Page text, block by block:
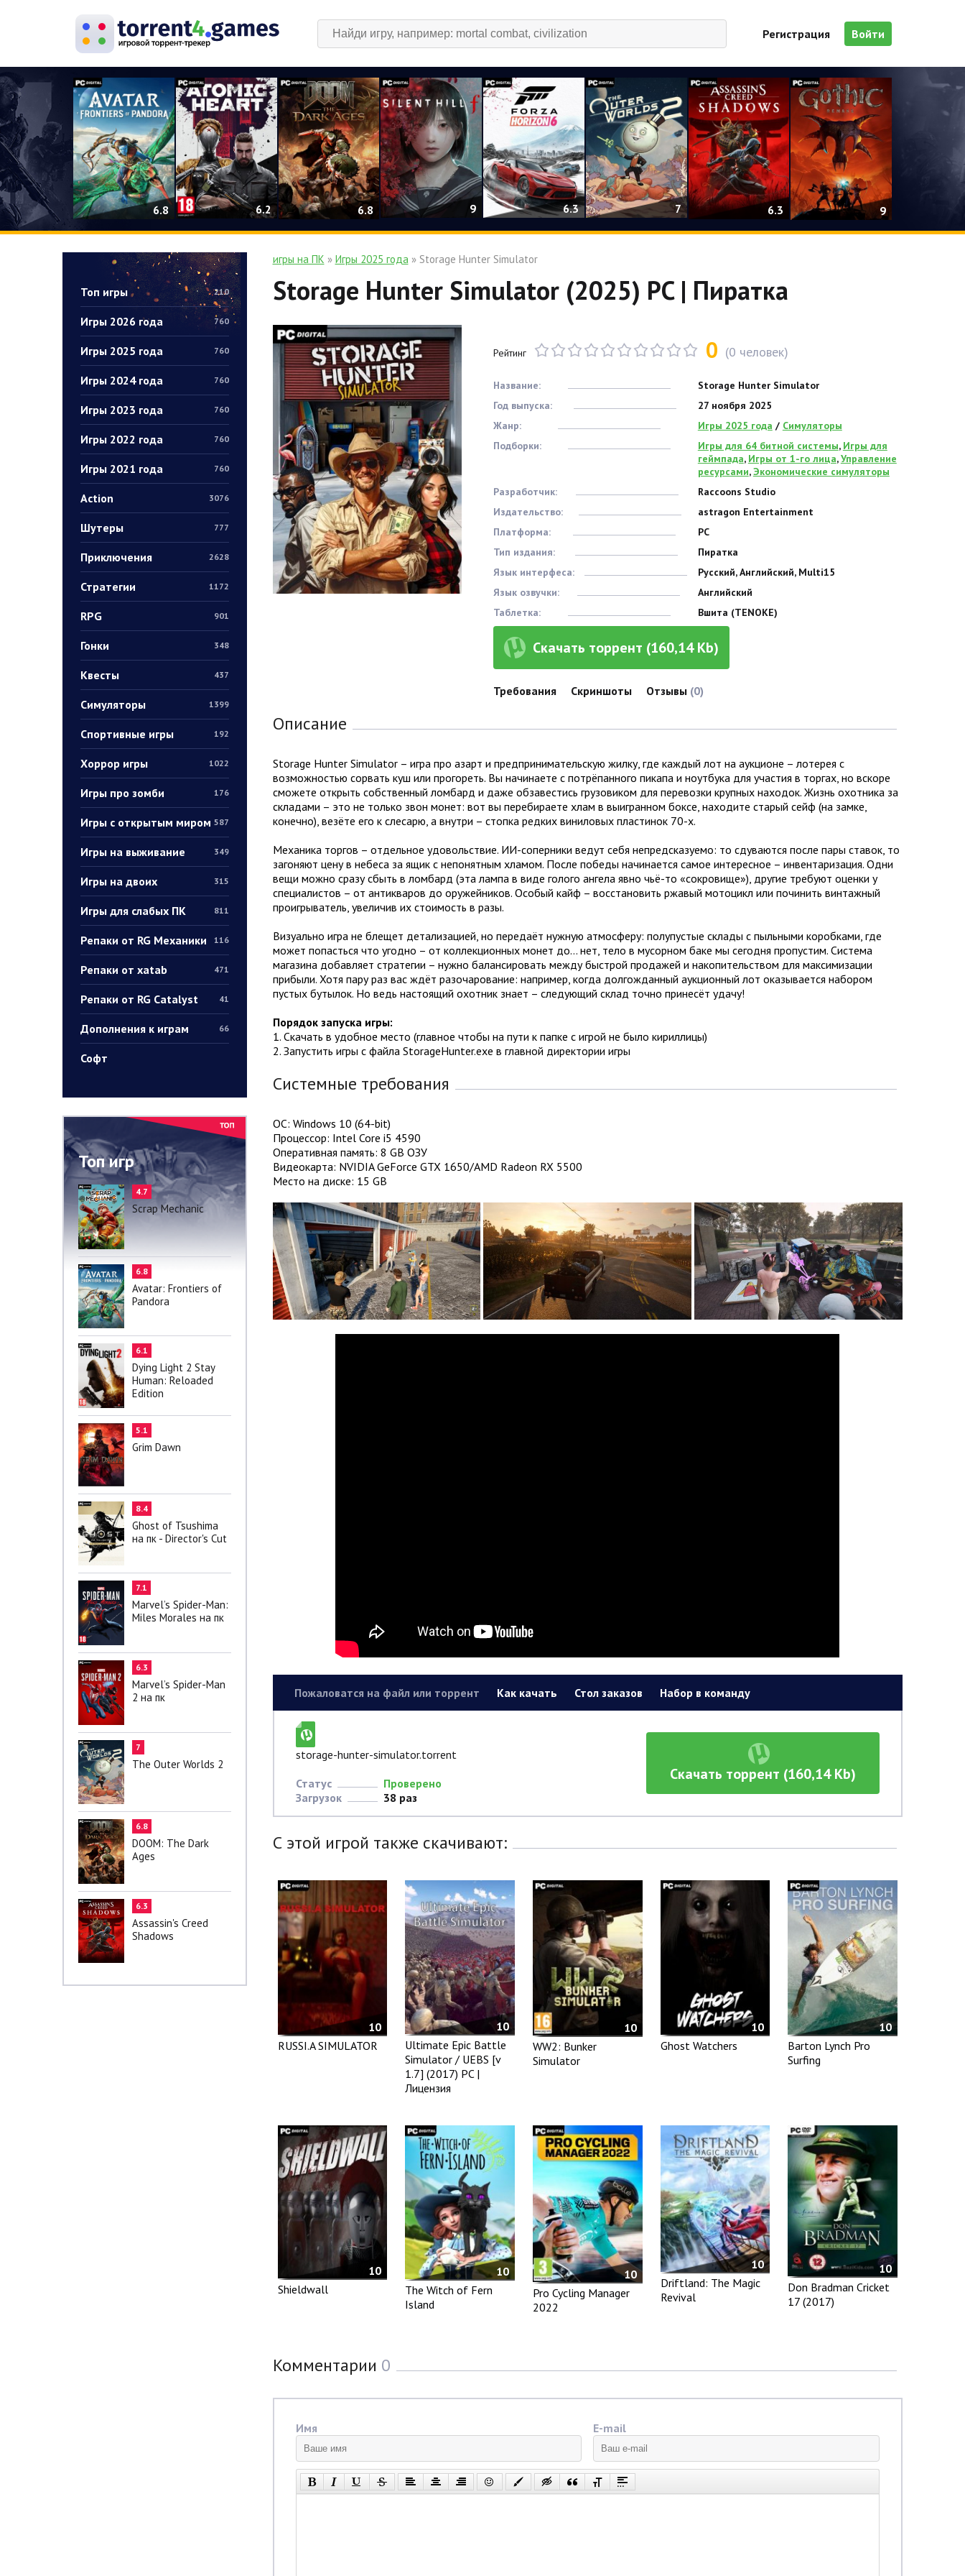
Регистрация Войти
6.8 6.2 6.8 9 6.3 7 6.3 9
Топ игры 210
Игры 2026 года 760
Игры 2025 года 760
Игры 2024 года 760
Игры 2023 года 760
Игры 2022 года 760
Игры 2021 года 760
Action 3076
Шутеры 777
Приключения 2628
Стратегии 1172
RPG 901
Гонки 348
Квесты 437
Симуляторы 1399
Спортивные игры 192
Хоррор игры 1022
Игры про зомби 176
Игры с открытым миром 587
Игры на выживание 349
Игры на двоих 315
Игры для слабых ПК 811
Репаки от RG Механики 116
Репаки от xatab 471
Репаки от RG Catalyst 41
Дополнения к играм 66
Софт
Топ игр
4.7
Scrap Mechanic
6.8
Avatar: Frontiers of
Pandora
6.1
Dying Light 2 Stay
Human: Reloaded
Edition
5.1
Grim Dawn
8.4
Ghost of Tsushima
на пк - Director's Cut
7.1
Marvel’s Spider-Man:
Miles Morales на пк
6.3
Marvel’s Spider-Man
2 на пк
7
The Outer Worlds 2
6.8
DOOM: The Dark
Ages
6.3
Assassin's Creed
Shadows
игры на ПК » Игры 2025 года» Storage Hunter Simulator
Storage Hunter Simulator (2025) PC | Пиратка
Рейтинг 0 (0 человек)
Название:
Storage Hunter Simulator
Год выпуска:
27 ноября 2025
Жанр:
Игры 2025 года / Симуляторы
Подборки:
Игры для 64 битной системы, Игры для
геймпада, Игры от 1-го лица,Управление
ресурсами,Экономические симуляторы
Разработчик:
Raccoons Studio
Издательство:
astragon Entertainment
Платформа:
PC
Тип издания:
Пиратка
Язык интерфеса:
Русский, Английский, Multi15
Язык озвучки:
Английский
Таблетка:
Вшита (TENOKE)
Скачать торрент (160,14 Kb)
Требования Скриншоты Отзывы (0)
Описание
Storage Hunter Simulator – игра про азарт и предпринимательскую жилку, где каждый лот на аукционе – лотерея с
возможностью сорвать куш или прогореть. Вы начинаете с потрёпанного пикапа и ноутбука для участия в торгах, но вскоре
сможете открыть собственный ломбард и даже обзавестись грузовиком для перевозки крупных находок. Жизнь охотника за
складами – это не только звон монет: вот вы перебираете хлам в выигранном боксе, находите старый сейф (на замке,
конечно), везёте его к слесарю, а внутри – стопка редких виниловых пластинок 70-х.
Механика торгов – отдельное удовольствие. ИИ-соперники ведут себя непредсказуемо: то сдуваются после пары ставок, то
загоняют цену в небеса за ящик с непонятным хламом. После победы начинается самое интересное – инвентаризация. Одни
вещи можно сразу сбыть в ломбард (эта лампа в виде голого ангела явно чьё-то «сокровище»), другие требуют оценки у
специалистов – от антикваров до оружейников. Особый кайф – восстановить ржавый мотоцикл или починить винтажный
проигрыватель, увеличив их стоимость в разы.
Визуально игра не блещет детализацией, но передаёт нужную атмосферу: полупустые склады с пыльными коробками, где
может попасться что угодно – от коллекционных монет до… нет, тело в мусорном баке мы сегодня пропустим. Система
магазина добавляет стратегии – нужно балансировать между быстрой продажей и накопительством для максимизации
прибыли. Хотя пару раз вас ждёт разочарование: например, когда долгожданный аукционный лот оказывается набором
пустых бутылок. Но ведь настоящий охотник знает – следующий склад точно принесёт удачу!
Порядок запуска игры:
1. Скачать в удобное место (главное чтобы на пути к папке с игрой не было кириллицы)
2. Запустить игры с файла StorageHunter.exe в главной директории игры
Системные требования
ОС: Windows 10 (64-bit)
Процессор: Intel Core i5 4590
Оперативная память: 8 GB ОЗУ
Видеокарта: NVIDIA GeForce GTX 1650/AMD Radeon RX 5500
Место на диске: 15 GB
Пожаловатся на файл или торрент Как качать Стол заказов Набор в команду
storage-hunter-simulator.torrent
Статус
Проверено
Загрузок
38 раз
Скачать торрент (160,14 Kb)
С этой игрой также скачивают:
10
RUSSI.A SIMULATOR
10
Ultimate Epic Battle
Simulator / UEBS [v
1.7] (2017) PC |
Лицензия
10
WW2: Bunker
Simulator
10
Ghost Watchers
10
Barton Lynch Pro
Surfing
10
Shieldwall
10
The Witch of Fern
Island
10
Pro Cycling Manager
2022
10
Driftland: The Magic
Revival
10
Don Bradman Cricket
17 (2017)
Комментарии 0
Имя E-mail